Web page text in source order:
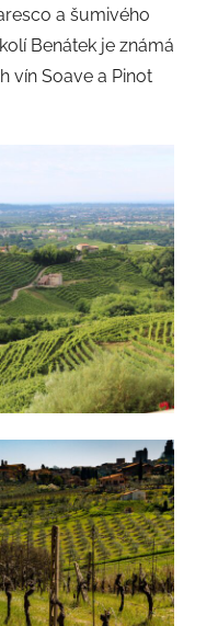
a šumivého
Benátek je známá
vín Soave a Pinot